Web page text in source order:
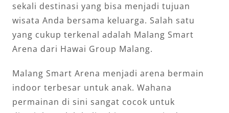
sekali destinasi yang bisa menjadi tujuan
wisata Anda bersama keluarga. Salah satu
yang cukup terkenal adalah Malang Smart
Arena dari Hawai Group Malang.
Malang Smart Arena menjadi arena bermain
indoor terbesar untuk anak. Wahana
permainan di sini sangat cocok untuk